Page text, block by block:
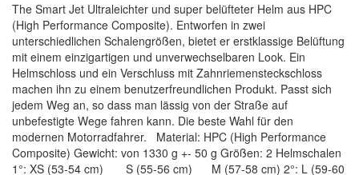
The Smart Jet Ultraleichter und super belüfteter Helm aus HPC
(High Performance Composite). Entworfen in zwei
unterschiedlichen Schalengrößen, bietet er erstklassige Belüftung
mit einem einzigartigen und unverwechselbaren Look. Ein
Helmschloss und ein Verschluss mit Zahnriemensteckschloss
machen ihn zu einem benutzerfreundlichen Produkt. Passt sich
jedem Weg an, so dass man lässig von der Straße auf
unbefestigte Wege fahren kann. Die beste Wahl für den
modernen Motorradfahrer. Material: HPC (High Performance
Composite) Gewicht: von 1330 g +- 50 g Größen: 2 Helmschalen
1°: XS (53-54 cm) S (55-56 cm) M (57-58 cm) 2°: L (59-60